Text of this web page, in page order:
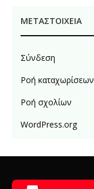
ΜΕΤΑΣΤΟΙΧΕΊΑ
Σύνδεση
Ροή καταχωρίσεων
Ροή σχολίων
WordPress.org